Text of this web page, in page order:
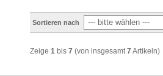
Sortieren nach
Zeige 1 bis 7 (von insgesamt 7 Artikeln)